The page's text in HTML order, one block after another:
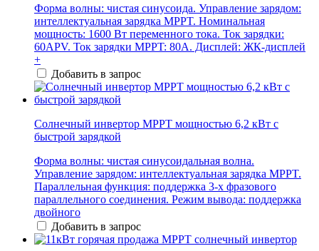
Форма волны: чистая синусоида. Управление зарядом:
интеллектуальная зарядка MPPT. Номинальная
мощность: 1600 Вт переменного тока. Ток зарядки:
60APV. Ток зарядки MPPT: 80А. Дисплей: ЖК-дисплей
+
Добавить в запрос
Солнечный инвертор MPPT мощностью 6,2 кВт с
быстрой зарядкой
Форма волны: чистая синусоидальная волна.
Управление зарядом: интеллектуальная зарядка MPPT.
Параллельная функция: поддержка 3-х фразового
параллельного соединения. Режим вывода: поддержка
двойного
Добавить в запрос